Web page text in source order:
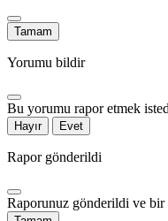
Tamam
Yorumu bildir
Bu yorumu rapor etmek
Hayır Evet
Rapor gönderildi
Raporunuz gönderildi ve bir